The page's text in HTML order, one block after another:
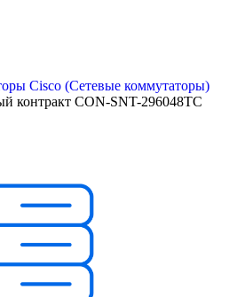
Cisco (Сетевые коммутаторы)
контракт CON-SNT-296048TC